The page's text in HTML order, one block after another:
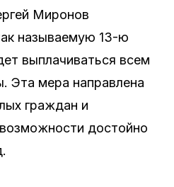
Миронов
называемую 13-ю
выплачиваться всем
Эта мера направлена
граждан и
достойно